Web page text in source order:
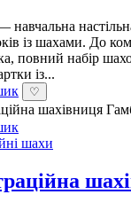
навчальна
із шахами. До
повний набір
із...
♡
шахи